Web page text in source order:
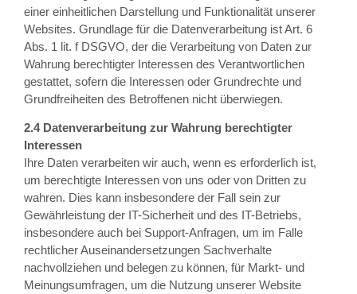
einer einheitlichen Darstellung und Funktionalität unserer
Websites. Grundlage für die Datenverarbeitung ist Art. 6
Abs. 1 lit. f DSGVO, der die Verarbeitung von Daten zur
Wahrung berechtigter Interessen des Verantwortlichen
gestattet, sofern die Interessen oder Grundrechte und
Grundfreiheiten des Betroffenen nicht überwiegen.
2.4 Datenverarbeitung zur Wahrung berechtigter
Interessen
Ihre Daten verarbeiten wir auch, wenn es erforderlich ist,
um berechtigte Interessen von uns oder von Dritten zu
wahren. Dies kann insbesondere der Fall sein zur
Gewährleistung der IT-Sicherheit und des IT-Betriebs,
insbesondere auch bei Support-Anfragen, um im Falle
rechtlicher Auseinandersetzungen Sachverhalte
nachvollziehen und belegen zu können, für Markt- und
Meinungsumfragen, um die Nutzung unserer Website